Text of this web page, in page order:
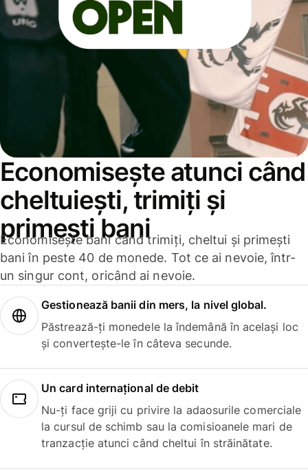
Economisește atunci când
cheltuiești, trimiți și
primești bani
Economisește bani când trimiți, cheltui și primești
bani în peste 40 de monede. Tot ce ai nevoie, într-
un singur cont, oricând ai nevoie.
Gestionează banii din mers, la nivel global.
Păstrează-ți monedele la îndemână în același loc
și convertește-le în câteva secunde.
Un card internațional de debit
Nu-ți face griji cu privire la adaosurile comerciale
la cursul de schimb sau la comisioanele mari de
tranzacție atunci când cheltui în străinătate.